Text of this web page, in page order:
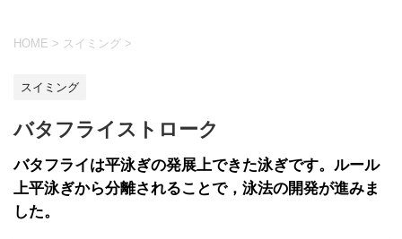
HOME > スイミング >
スイミング
バタフライストローク
バタフライは平泳ぎの発展上できた泳ぎです。ルール
上平泳ぎから分離されることで，泳法の開発が進みま
した。